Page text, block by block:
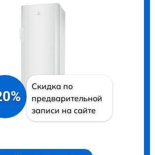
Скидка по
предварительной
записи на сайте